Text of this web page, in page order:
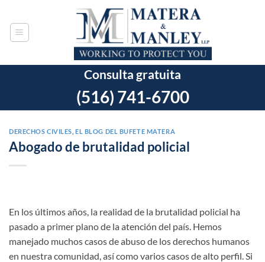
contenido
Consulta gratuita
(516) 741-6700
DERECHOS CIVILES ,EL BLOG DEL BUFETE MATERA
Abogado de brutalidad policial
En los últimos años, la realidad de la brutalidad policial ha
pasado a primer plano de la atención del país. Hemos
manejado muchos casos de abuso de los derechos humanos
en nuestra comunidad, así como varios casos de alto perfil. Si